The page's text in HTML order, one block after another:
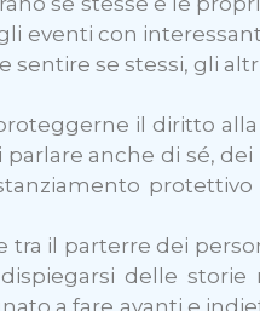
eventi con
se stessi, gli
il diritto alla
anche di sé,
tra il parterre dei
delle storie
a fare avanti e